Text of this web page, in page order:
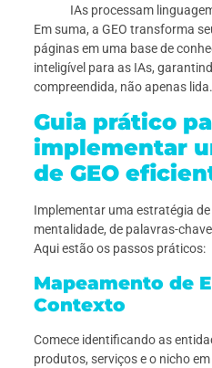
IAs processam
Em suma, a GEO transforma
páginas em uma base de
inteligível para as IAs,
compreendida, não apenas lida.
Guia prático
implementar
de GEO
Implementar uma estratégia
mentalidade, de palavras-
Aqui estão os passos práticos:
Mapeamento de
Contexto
Comece identificando as
produtos, serviços e o nicho